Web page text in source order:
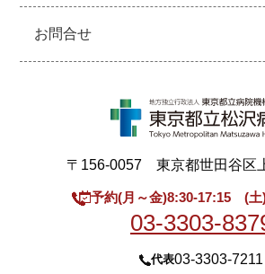
お問合せ
〒156-0057 東京都世田谷区
予約(月～金)8:30-17:15 (土
03-3303-
代表03-3303-7211